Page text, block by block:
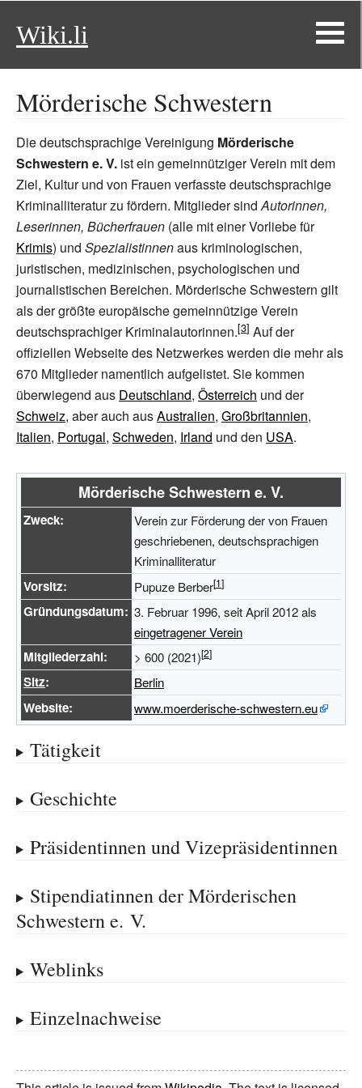
Wiki.li
Mörderische Schwestern
Die deutschsprachige Vereinigung Mörderische
Schwestern e.V. ist ein gemeinnütziger Verein mit dem
Ziel, Kultur und von Frauen verfasste deutschsprachige
Kriminalliteratur zu fördern. Mitglieder sindAutorinnen,
Leserinnen, Bücherfrauen (alle mit einer Vorliebe für
Krimis) und Spezialistinnenaus kriminologischen,
juristischen, medizinischen, psychologischen und
journalistischen Bereichen. Mörderische Schwestern gilt
als der größte europäische gemeinnützige Verein
deutschsprachiger Kriminalautorinnen.
Auf der
offiziellen Webseite des Netzwerkes werden die mehr als
670 Mitglieder namentlich aufgelistet. Sie kommen
überwiegend aus Deutschland, Österreich und der
Schweiz, aber auch ausAustralien, Großbritannien,
Italien, Portugal, Schweden, Irland und den USA.
Mörderische Schwestern e. V.
Zweck:
Verein zur Förderung der von Frauen
geschriebenen, deutschsprachigen
Kriminalliteratur
Vorsitz: Pupuze Berber
Gründungsdatum: 3. Februar 1996, seit April 2012 als
eingetragener Verein
Mitgliederzahl: > 600 (2021)
Sitz: Berlin
Website: www.moerderische-schwestern.eu
Tätigkeit
Geschichte
Präsidentinnen und Vizepräsidentinnen
Stipendiatinnen der Mörderischen
Schwestern e. V.
Weblinks
Einzelnachweise